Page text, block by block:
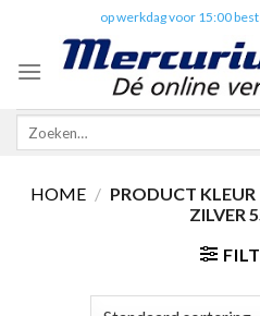
content
op werkdag voor 15:00
Zoeken
HOME / PRODUCT KLEUR
ZILVER